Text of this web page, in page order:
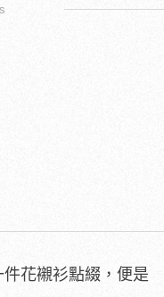
花襯衫點綴，便是